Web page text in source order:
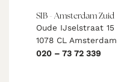
SIB - Amsterdam Zuid
Oude IJselstraat 15
1078 CL Amsterdam
020 – 73 72 339